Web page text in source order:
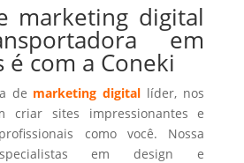
marketing digital
em
é com a Coneki
de marketing digital líder, nos
criar sites impressionantes e
como você. Nossa
em design e